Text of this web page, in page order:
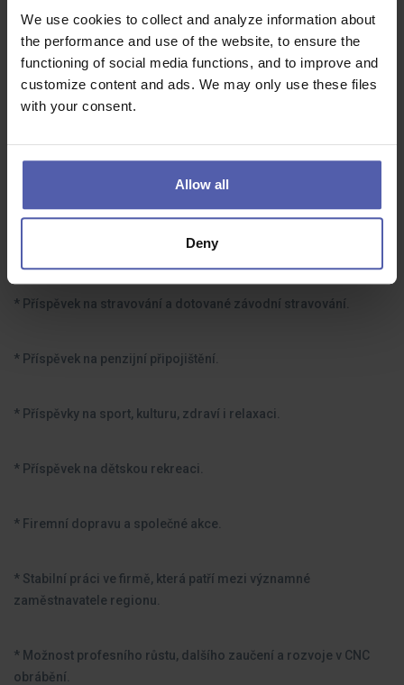
We use cookies to collect and analyze information about
the performance and use of the website, to ensure the
functioning of social media functions, and to improve and
customize content and ads. We may only use these files
with your consent.
Allow all
Deny
Co dostanete na oplátku:
* Zajímavé finanční ohodnocení.
* Příspěvek na stravování a dotované závodní stravování.
* Příspěvek na penzijní připojištění.
* Příspěvky na sport, kulturu, zdraví i relaxaci.
* Příspěvek na dětskou rekreaci.
* Firemní dopravu a společné akce.
* Stabilní práci ve firmě, která patří mezi významné
zaměstnavatele regionu.
* Možnost profesního růstu, dalšího zaučení a rozvoje v CNC
obrábění.